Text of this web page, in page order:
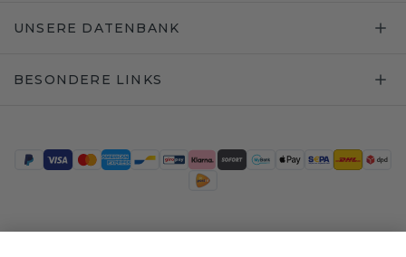
UNSERE DATENBANK
BESONDERE LINKS